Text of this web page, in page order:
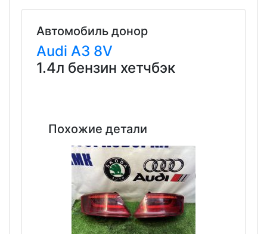
Автомобиль донор
Audi A3 8V
1.4л бензин хетчбэк
Похожие детали